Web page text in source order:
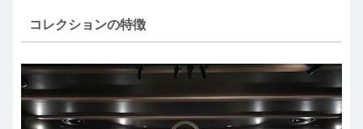
コレクションの特徴